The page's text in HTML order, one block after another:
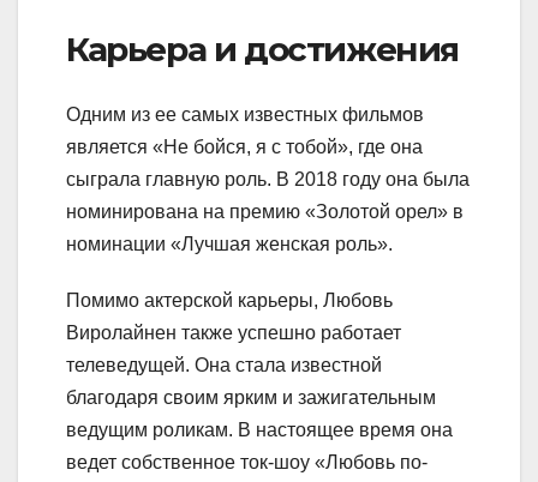
Карьера и достижения
Одним из ее самых известных фильмов
является «Не бойся, я с тобой», где она
сыграла главную роль. В 2018 году она была
номинирована на премию «Золотой орел» в
номинации «Лучшая женская роль».
Помимо актерской карьеры, Любовь
Виролайнен также успешно работает
телеведущей. Она стала известной
благодаря своим ярким и зажигательным
ведущим роликам. В настоящее время она
ведет собственное ток-шоу «Любовь по-